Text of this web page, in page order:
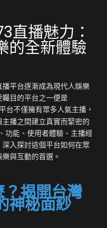
直播魅力：
的全新體驗
平台逐漸成為現代人娛樂
目的平台之一便是
台不僅擁有眾多人氣主播，
播之間建立真實而緊密的
功能、使用者體驗、主播經
入探討這個平台如何在眾
與互動的首選。
揭開台灣
神秘面紗